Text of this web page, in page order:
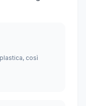
così